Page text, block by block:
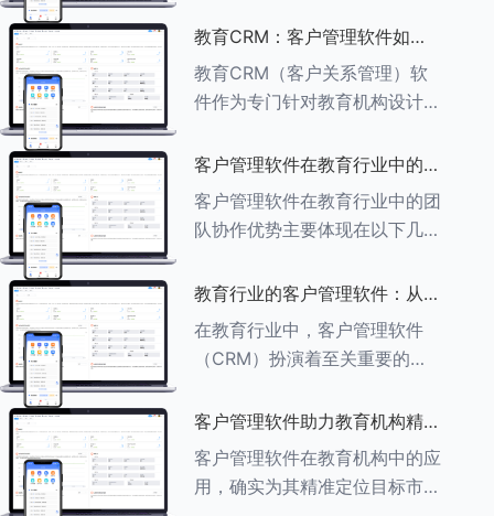
述其助力作用： ###一、学员
信息管理 客户管理软件具备强
大的学员信息管理功能，能够集
中存储
教育CRM：客户管理软件如何
增强教育品牌影响力
教育CRM（客户关系管理）软
件作为专门针对教育机构设计的
影响力方面发挥着重要作用。以
下详细分析教育CRM软件如何
助力提升教育品牌影响力：
###一、
客户管理软件在教育行业中的团
队协作优势
客户管理软件在教育行业中的团
队协作优势主要体现在以下几个
与共享 客户管理软件作为强大
的信息存储库，能够整合并记录
学生的基本信息（如姓名、年
龄、联
教育行业的客户管理软件：从招
生到毕业的全方位管理
在教育行业中，客户管理软件
（CRM）扮演着至关重要的角
全方位管理，提升教育机构的管
理效率和学员满意度。以下是一
些适合教育行业的CRM软件及
其功能特点：
客户管理软件助力教育机构精准
定位目标市场
客户管理软件在教育机构中的应
用，确实为其精准定位目标市场